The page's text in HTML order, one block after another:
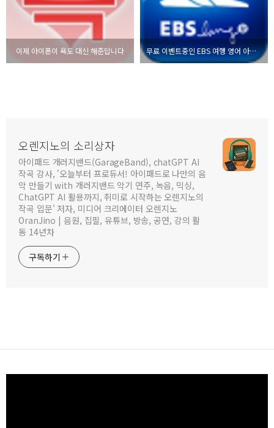
이제 아이폰이 욕도 대신 해준답니다 무료 이벤트중인 EBS 여행 영어 아이폰 어플리케이션
오렌지노의 소리상자
아이패드 개러지밴드(GarageBand), chatGPT AI
작곡 강사, '오늘부터 프로듀서! 아이패드로 나만의 음
악 만들기 with 개러지밴드 악기 연주, 녹음, 믹싱,
ChatGPT AI 활용까지, 취미로 시작하는 오렌지노의
작곡 입문' 저자, 미디어 크리에이터 오렌지노
OranJino | 음원, 집필, 유튜브, 방송, 공연, 강의 활
동 14년차
구독하기